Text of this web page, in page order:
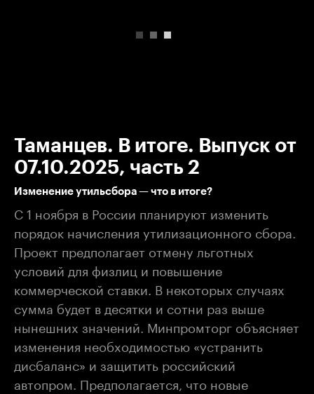
Таманцев. В итоге. Выпуск от
07.10.2025, часть 2
Изменение утильсбора — что в итоге?
С 1 ноября в России планируют изменить
порядок начисления утилизационного сбора.
Проект предполагает отмену льготных
условий для физлиц и повышение
коммерческой ставки. В некоторых случаях
сумма будет в десятки и сотни раз выше
нынешних значений. Минпромторг объясняет
изменения необходимостью «устранить
дисбаланс» и защитить российский
автопром. Предполагается, что новые